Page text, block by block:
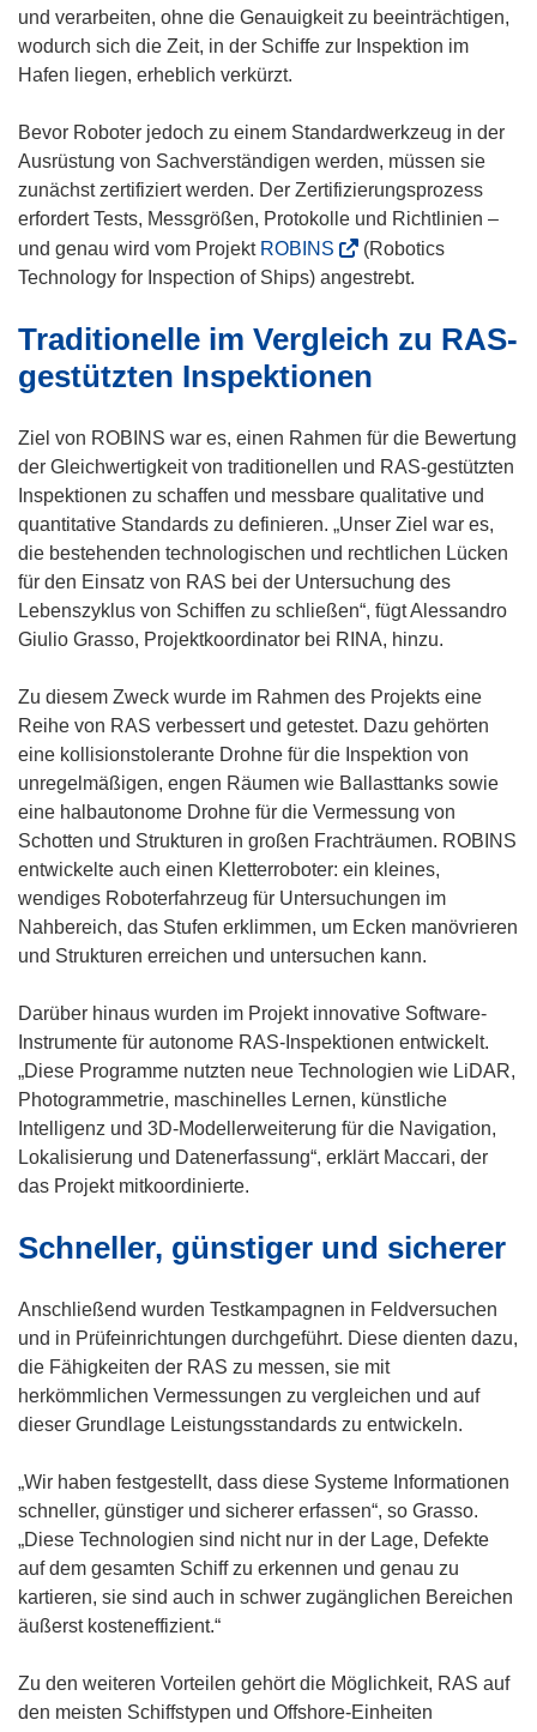
e
u
e
F
e
n
s
t
e
)
und verarbeiten, ohne die Genauigkeit zu beeinträchtigen,
wodurch sich die Zeit, in der Schiffe zur Inspektion im
Hafen liegen, erheblich verkürzt.
Bevor Roboter jedoch zu einem Standardwerkzeug in der
Ausrüstung von Sachverständigen werden, müssen sie
zunächst zertifiziert werden. Der Zertifizierungsprozess
erfordert Tests, Messgrößen, Protokolle und Richtlinien –
und genau wird vom Projekt ROBINS
ö
f
e
i
n
n
e
u
e
m
F
n
s
t
e
r
)
(Robotics
Technology for Inspection of Ships) angestrebt.
Traditionelle im Vergleich zu RAS-
gestützten Inspektionen
Ziel von ROBINS war es, einen Rahmen für die Bewertung
der Gleichwertigkeit von traditionellen und RAS-gestützten
Inspektionen zu schaffen und messbare qualitative und
quantitative Standards zu definieren. „Unser Ziel war es,
die bestehenden technologischen und rechtlichen Lücken
für den Einsatz von RAS bei der Untersuchung des
Lebenszyklus von Schiffen zu schließen“, fügt Alessandro
Giulio Grasso, Projektkoordinator bei RINA, hinzu.
Zu diesem Zweck wurde im Rahmen des Projekts eine
Reihe von RAS verbessert und getestet. Dazu gehörten
eine kollisionstolerante Drohne für die Inspektion von
unregelmäßigen, engen Räumen wie Ballasttanks sowie
eine halbautonome Drohne für die Vermessung von
Schotten und Strukturen in großen Frachträumen. ROBINS
entwickelte auch einen Kletterroboter: ein kleines,
wendiges Roboterfahrzeug für Untersuchungen im
Nahbereich, das Stufen erklimmen, um Ecken manövrieren
und Strukturen erreichen und untersuchen kann.
Darüber hinaus wurden im Projekt innovative Software-
Instrumente für autonome RAS-Inspektionen entwickelt.
„Diese Programme nutzten neue Technologien wie LiDAR,
Photogrammetrie, maschinelles Lernen, künstliche
Intelligenz und 3D-Modellerweiterung für die Navigation,
Lokalisierung und Datenerfassung“, erklärt Maccari, der
das Projekt mitkoordinierte.
Schneller, günstiger und sicherer
Anschließend wurden Testkampagnen in Feldversuchen
und in Prüfeinrichtungen durchgeführt. Diese dienten dazu,
die Fähigkeiten der RAS zu messen, sie mit
herkömmlichen Vermessungen zu vergleichen und auf
dieser Grundlage Leistungsstandards zu entwickeln.
„Wir haben festgestellt, dass diese Systeme Informationen
schneller, günstiger und sicherer erfassen“, so Grasso.
„Diese Technologien sind nicht nur in der Lage, Defekte
auf dem gesamten Schiff zu erkennen und genau zu
kartieren, sie sind auch in schwer zugänglichen Bereichen
äußerst kosteneffizient.“
Zu den weiteren Vorteilen gehört die Möglichkeit, RAS auf
den meisten Schiffstypen und Offshore-Einheiten